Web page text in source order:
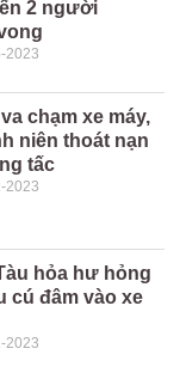
2 người
2023
chạm xe máy,
niên thoát nạn
tấc
2023
hỏa hư hỏng
cú đâm vào xe
2023